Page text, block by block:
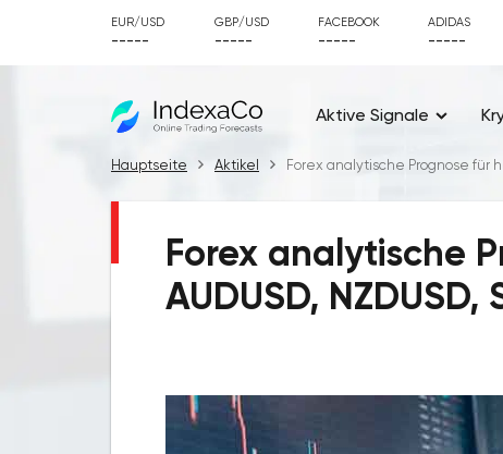
EUR/USD
-----
GBP/USD
-----
FACEBOOK
-----
ADIDAS
-----
Aktive Signale
Hauptseite Aktikel Forex analytische Prognose für
Forex analytische
AUDUSD, NZDUSD,